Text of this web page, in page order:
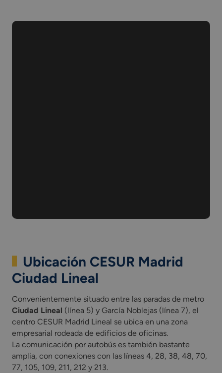
Ubicación CESUR Madrid
Ciudad Lineal
Convenientemente situado entre las paradas de metro
Ciudad Lineal (línea 5) y García Noblejas (línea 7), el
centro CESUR Madrid Lineal se ubica en una zona
empresarial rodeada de edificios de oficinas.
La comunicación por autobús es también bastante
amplia, con conexiones con las líneas 4, 28, 38, 48, 70,
77, 105, 109, 211, 212 y 213.